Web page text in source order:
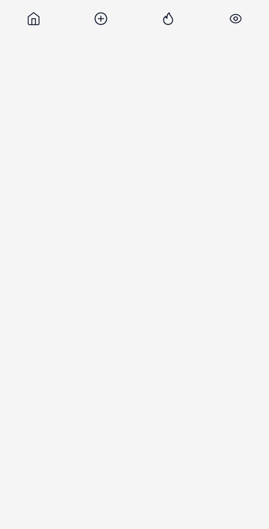
новому судье и
начаться заново
из Англии, заявив о
политическом
незаконно